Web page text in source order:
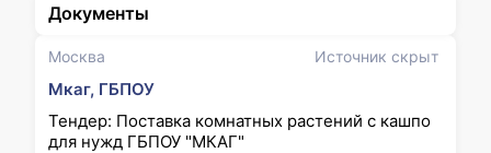
Москва Источник скрыт
Мкаг, ГБПОУ
Тендер: Поставка комнатных растений с кашпо
для нужд ГБПОУ "МКАГ"
Документы